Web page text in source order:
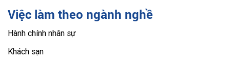
Việc làm theo ngành nghề
Hành chính nhân sự
Khách sạn